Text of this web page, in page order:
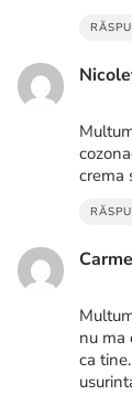
crema
nu ma
ca